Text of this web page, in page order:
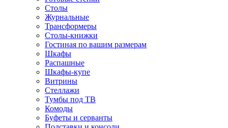
Столы
Журнальные
Трансформеры
Столы-книжки
Гостиная по вашим размерам
Шкафы
Распашные
Шкафы-купе
Витрины
Стеллажи
Тумбы под ТВ
Комоды
Буфеты и серванты